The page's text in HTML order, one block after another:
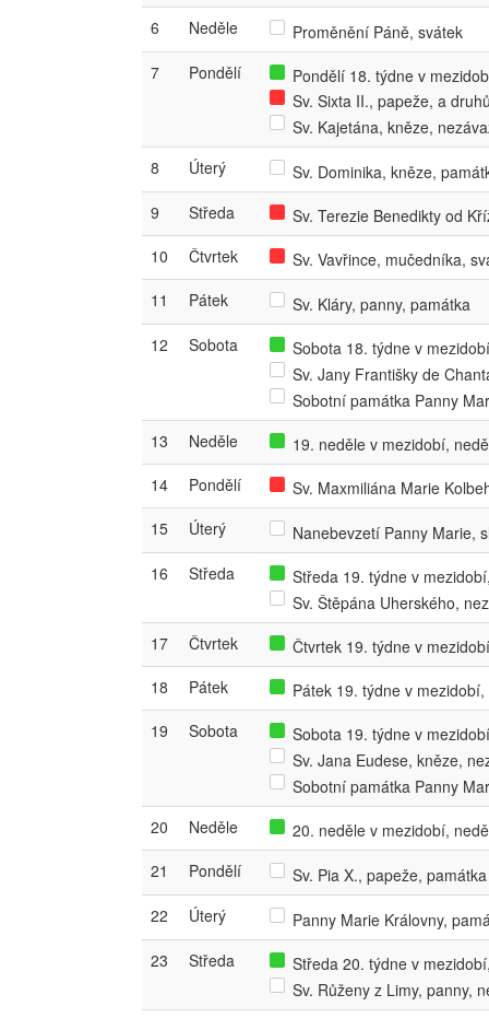
6
Neděle
Proměnění Páně, svátek
7
Pondělí
Pondělí 18. týdne v
Sv. Sixta II., papeže, a
Sv. Kajetána, kněze,
8
Úterý
Sv. Dominika, kněze,
9
Středa
Sv. Terezie Benedikty od
10
Čtvrtek
Sv. Vavřince, mučedníka,
11
Pátek
Sv. Kláry, panny, památka
12
Sobota
Sobota 18. týdne v
Sv. Jany Františky de
Sobotní památka Panny
13
Neděle
19. neděle v mezidobí,
14
Pondělí
Sv. Maxmiliána Marie
15
Úterý
Nanebevzetí Panny Marie,
16
Středa
Středa 19. týdne v
Sv. Štěpána Uherského,
17
Čtvrtek
Čtvrtek 19. týdne v
18
Pátek
Pátek 19. týdne v
19
Sobota
Sobota 19. týdne v
Sv. Jana Eudese, kněze,
Sobotní památka Panny
20
Neděle
20. neděle v mezidobí,
21
Pondělí
Sv. Pia X., papeže, památka
22
Úterý
Panny Marie Královny,
23
Středa
Středa 20. týdne v
Sv. Růženy z Limy, panny,